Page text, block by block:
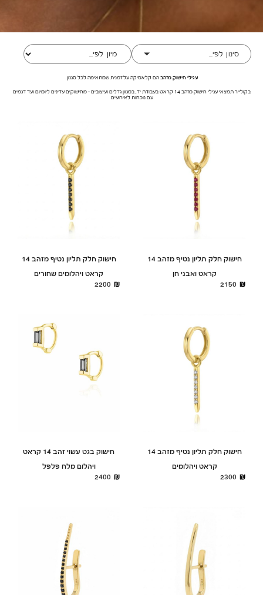
סינון לפי...
עגילי חישוק מזהבהם קלאסיקה על־זמנית שמתאימה לכל סגנון.
בקולייר תמצאי עגילי חישוק מזהב 14 קראט בעבודת יד, במגוון גדלים ועיצובים – מחישוקים עדינים ליומיום ועד דגמים
עם נוכחות לאירועים.
חישוק חלק תליון נטיף מזהב 14
קראט ואבני חן
2150
חישוק חלק תליון נטיף מזהב 14
קראט ויהלומים שחורים
2200
חישוק חלק תליון נטיף מזהב 14
קראט ויהלומים
2300
חישוק בגט עשוי זהב 14 קראט
ויהלום מלח פלפל
2400